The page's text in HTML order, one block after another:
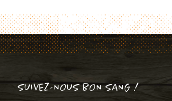
SUIVEZ-NOUS BON SANG !